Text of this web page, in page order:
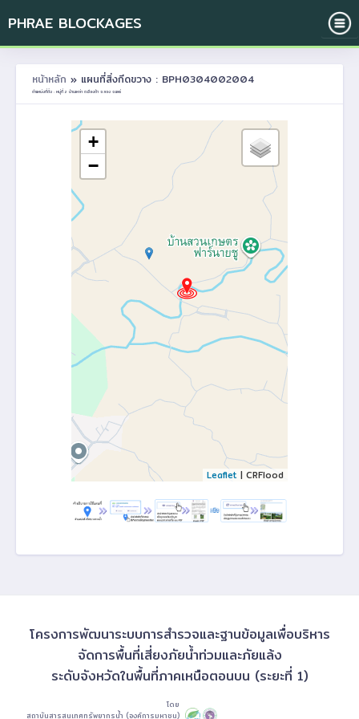
PHRAE BLOCKAGES
หน้าหลัก » แผนที่สิ่งกีดขวาง : BPH0304002004
ตำแหน่งที่ตั้ง : หมู่ที่ 2 บ้านเหล่า ต.เวียงต้า อ.ลอง จ.แพร่
+
−
Leaflet | CRFlood
โครงการพัฒนาระบบการสำรวจและฐานข้อมูลเพื่อบริหาร
จัดการพื้นที่เสี่ยงภัยน้ำท่วมและภัยแล้ง
ระดับจังหวัดในพื้นที่ภาคเหนือตอนบน (ระยะที่ 1)
โดย
สถาบันสารสนเทศทรัพยากรน้ำ (องค์การมหาชน)